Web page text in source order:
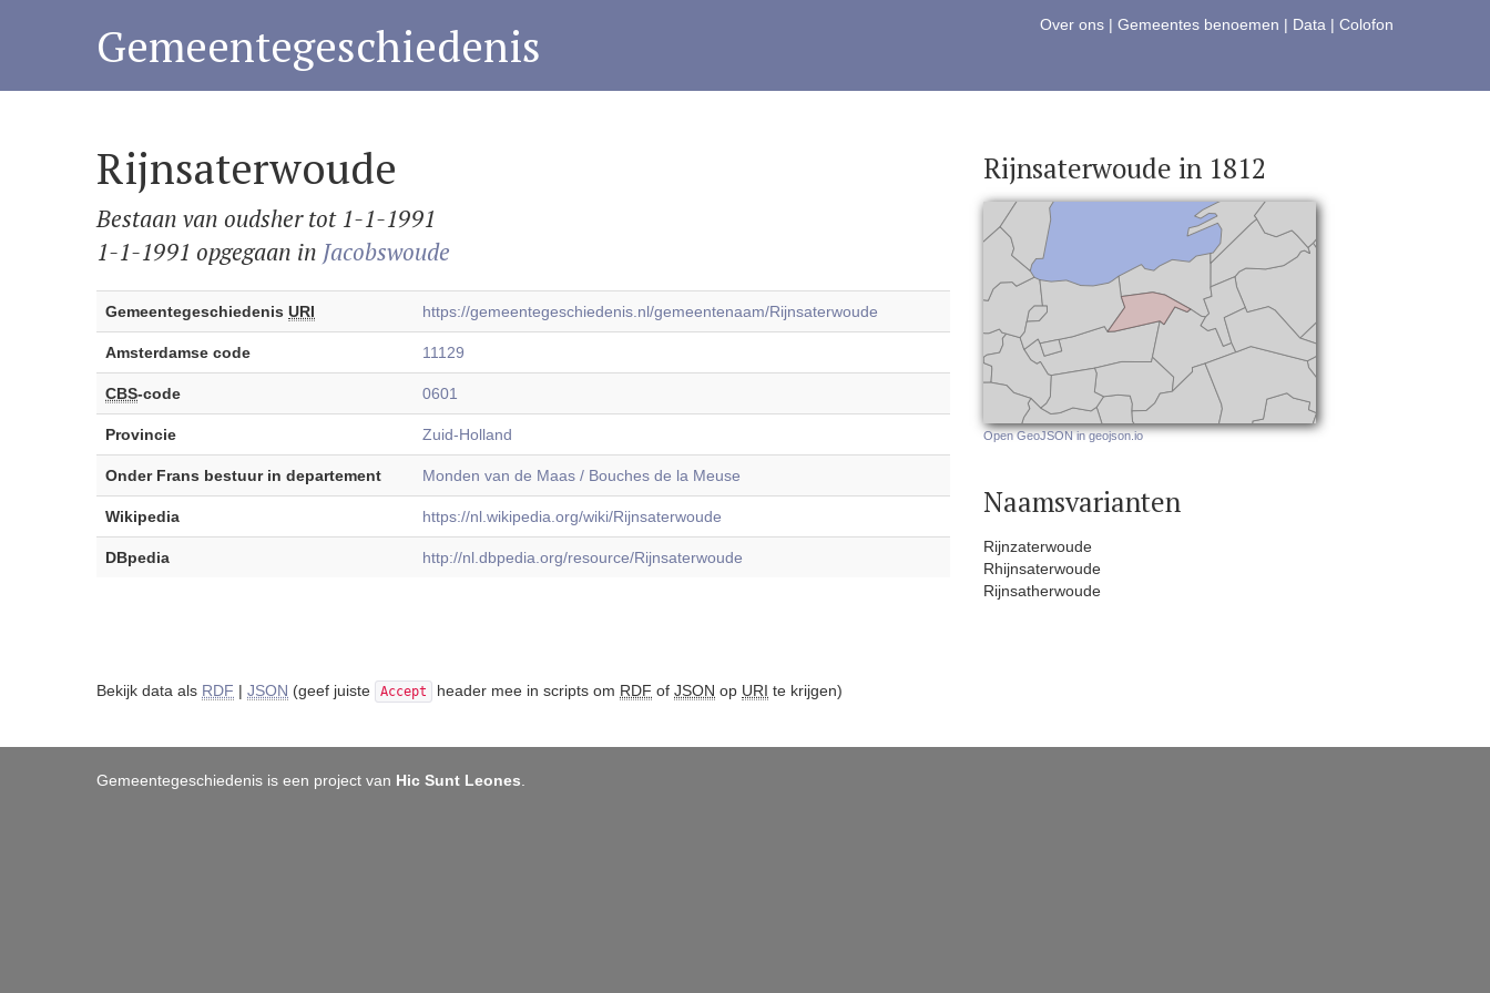
Over ons | Gemeentes benoemen | Data | Colofon
Gemeentegeschiedenis
Rijnsaterwoude
Bestaan van oudsher tot 1-1-1991
1-1-1991 opgegaan in Jacobswoude
Gemeentegeschiedenis URI https://gemeentegeschiedenis.nl/gemeentenaam/Rijnsaterwoude
Amsterdamse code 11129
CBS-code 0601
Provincie Zuid-Holland
Onder Frans bestuur in departement Monden van de Maas / Bouches de la Meuse
Wikipedia https://nl.wikipedia.org/wiki/Rijnsaterwoude
DBpedia http://nl.dbpedia.org/resource/Rijnsaterwoude
Rijnsaterwoude in 1812
Open GeoJSON in geojson.io
Naamsvarianten
Rijnzaterwoude
Rhijnsaterwoude
Rijnsatherwoude
Bekijk data als RDF | JSON (geef juiste Accept header mee in scripts om RDF of JSON op URI te krijgen)
Gemeentegeschiedenis is een project van Hic Sunt Leones